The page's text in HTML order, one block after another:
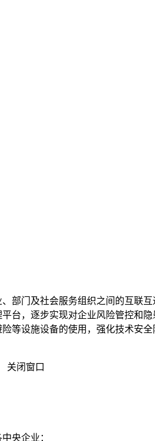
部门及社会服务组织之间的互联
台，逐步实现对企业风险管控和
等设施设备的使用，强化技术安
关闭窗口
央企业：